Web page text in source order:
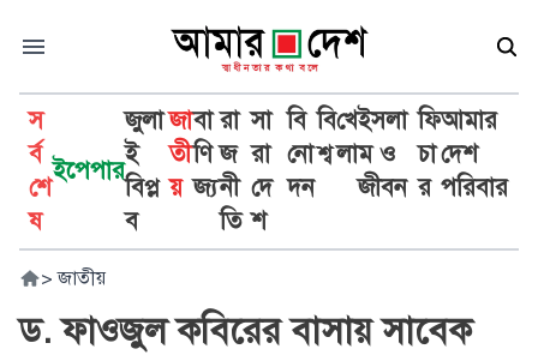
স
র্ব
শে
ষ
ইপেপার
জুলা
ই
বিপ্ল
ব
জা
তী
য়
বা
ণি
জ্য
রা
জ
নী
তি
সা
রা
দে
শ
বি
নো
দন
বি
শ্ব
খে
লা
ইসলা
ম ও
জীবন
ফি
চা
র
আমার
দেশ
পরিবার
> জাতীয়
ড. ফাওজুল কবিরের বাসায় সাবেক